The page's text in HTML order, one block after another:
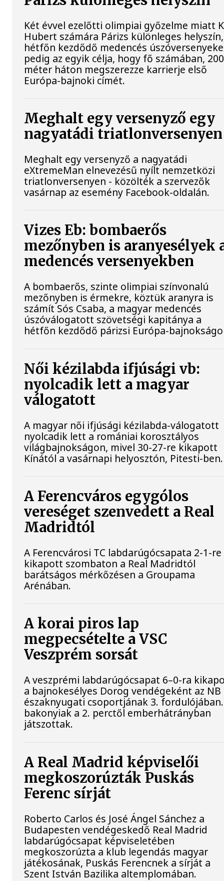
Két évvel ezelőtti olimpiai győzelme miatt
Hubert számára Párizs különleges
hétfőn kezdődő medencés
pedig az egyik célja, hogy fő számában, 200
méter háton megszerezze karrierje első
Európa-bajnoki címét.
Meghalt egy versenyző egy
nagyatádi triatlonversenyen
Meghalt egy versenyző a nagyatádi
eXtremeMan elnevezésű nyílt nemzetközi
triatlonversenyen - közölték a szervezők
vasárnap az esemény Facebook-oldalán.
Vizes Eb: bombaerős
mezőnyben is aranyesélyek
medencés versenyekben
A bombaerős, szinte olimpiai színvonalú
mezőnyben is érmekre, köztük aranyra is
számít Sós Csaba, a magyar medencés
úszóválogatott szövetségi kapitánya a
hétfőn kezdődő párizsi Európa-
Női kézilabda ifjúsági vb:
nyolcadik lett a magyar
válogatott
A magyar női ifjúsági kézilabda-válogatott
nyolcadik lett a romániai korosztályos
világbajnokságon, mivel 30-27-re kikapott
Kínától a vasárnapi helyosztón, Pitesti-ben.
A Ferencváros egygólos
vereséget szenvedett a Real
Madridtól
A Ferencvárosi TC labdarúgócsapata 2-1-re
kikapott szombaton a Real Madridtól
barátságos mérkőzésen a Groupama
Arénában.
A korai piros lap
megpecsételte a VSC
Veszprém sorsát
A veszprémi labdarúgócsapat 6–0-ra
a bajnokesélyes Dorog vendégeként az
északnyugati csoportjának 3.
bakonyiak a 2. perctől emberhátrányban
játszottak.
A Real Madrid képviselői
megkoszorúzták Puskás
Ferenc sírját
Roberto Carlos és José Ángel Sánchez a
Budapesten vendégeskedő Real Madrid
labdarúgócsapat képviseletében
megkoszorúzta a klub legendás magyar
játékosának, Puskás Ferencnek a sírját a
Szent István Bazilika altemplomában.